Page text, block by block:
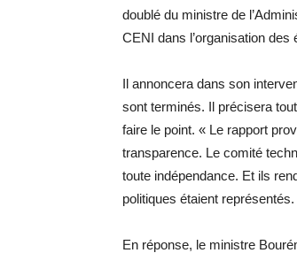
doublé du ministre de
CENI dans l’organisation
Il annoncera dans son
sont terminés. Il précisera
faire le point. « Le rapport
transparence. Le comité
toute indépendance. Et ils
politiques étaient
En réponse, le ministre